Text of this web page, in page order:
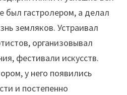
был гастролером, а делал
земляков. Устраивал
организовывал
фестивали искусств.
у него появились
и постепенно